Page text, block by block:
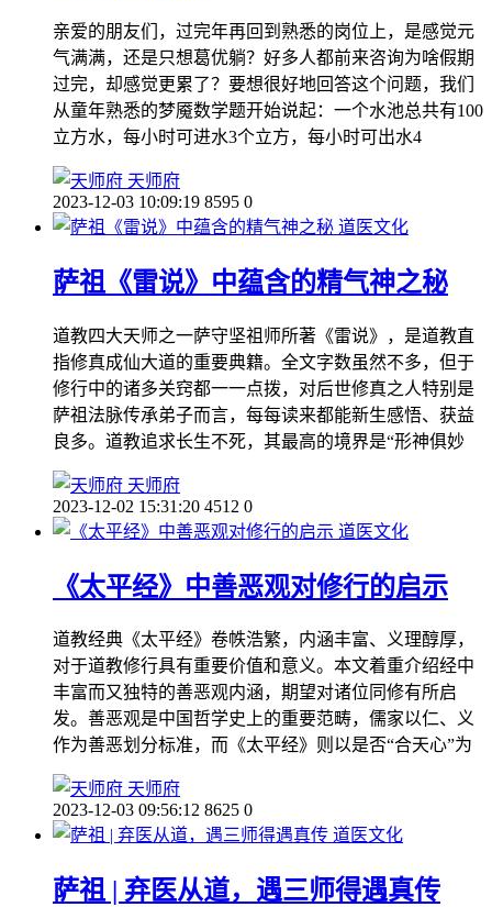
亲爱的朋友们，过完年再回到熟悉的岗位上，是感觉元
气满满，还是只想葛优躺？好多人都前来咨询为啥假期
过完，却感觉更累了？要想很好地回答这个问题，我们
从童年熟悉的梦魇数学题开始说起：一个水池总共有100
立方水，每小时可进水3个立方，每小时可出水4
天师府
2023-12-03 10:09:19 8595 0
道医文化
萨祖《雷说》中蕴含的精气神之秘
道教四大天师之一萨守坚祖师所著《雷说》，是道教直
指修真成仙大道的重要典籍。全文字数虽然不多，但于
修行中的诸多关窍都一一点拨，对后世修真之人特别是
萨祖法脉传承弟子而言，每每读来都能新生感悟、获益
良多。道教追求长生不死，其最高的境界是“形神俱妙
天师府
2023-12-02 15:31:20 4512 0
道医文化
《太平经》中善恶观对修行的启示
道教经典《太平经》卷帙浩繁，内涵丰富、义理醇厚，
对于道教修行具有重要价值和意义。本文着重介绍经中
丰富而又独特的善恶观内涵，期望对诸位同修有所启
发。善恶观是中国哲学史上的重要范畴，儒家以仁、义
作为善恶划分标准，而《太平经》则以是否“合天心”为
天师府
2023-12-03 09:56:12 8625 0
道医文化
萨祖 | 弃医从道，遇三师得遇真传